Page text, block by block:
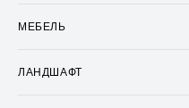
МЕБЕЛЬ
ЛАНДШАФТ